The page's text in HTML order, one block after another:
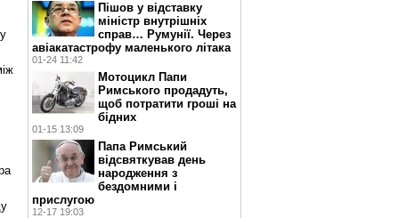
Пішов у відставку
міністр внутрішніх
справ… Румунії. Через
авіакатастрофу маленького літака
01-24 11:42
Мотоцикл Папи
Римського продадуть,
щоб потратити гроші на
бідних
01-15 13:09
Папа Римський
відсвяткував день
народження з
бездомними і
прислугою
12-17 19:03